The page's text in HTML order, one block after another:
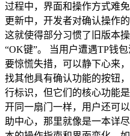
过程中，界面和操作方式难
更新中，开发者对确认操作
这就使得部分习惯了旧版本
“OK键”。 当用户遭遇TP钱
要惊慌失措，可以静下心来
找其他具有确认功能的按钮
行标识，但它们的核心功能
开同一扇门一样，用户还可
助中心，那里就像是一本详